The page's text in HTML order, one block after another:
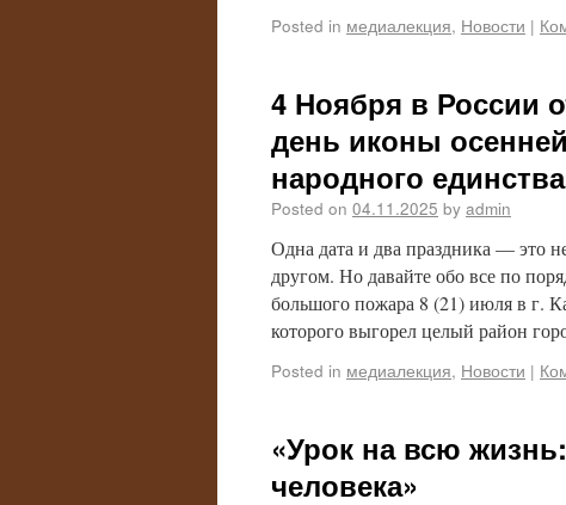
Posted in медиалекция, Новости |
4 Ноября в России
день иконы
народного
Posted on 04.11.2025 by admin
Одна дата и два праздника — это
другом. Но давайте обо все по
большого пожара 8 (21) июля в г.
которого выгорел целый район
Posted in медиалекция, Новости |
«Урок на всю
человека»